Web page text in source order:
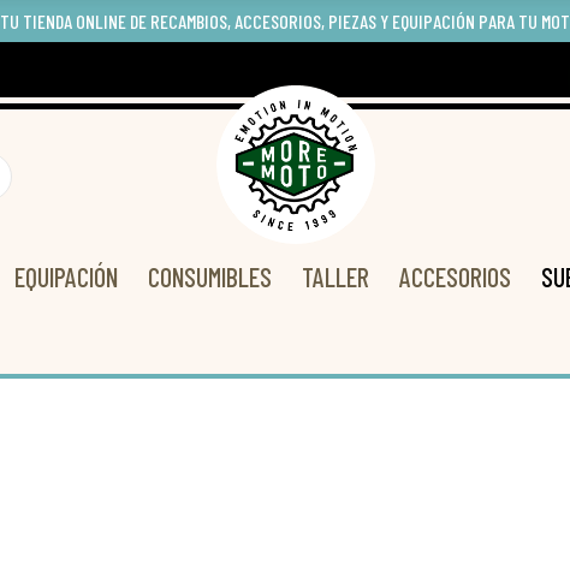
TU TIENDA ONLINE DE RECAMBIOS, ACCESORIOS, PIEZAS Y EQUIPACIÓN PARA TU
EQUIPACIÓN CONSUMIBLES TALLER ACCESORIOS